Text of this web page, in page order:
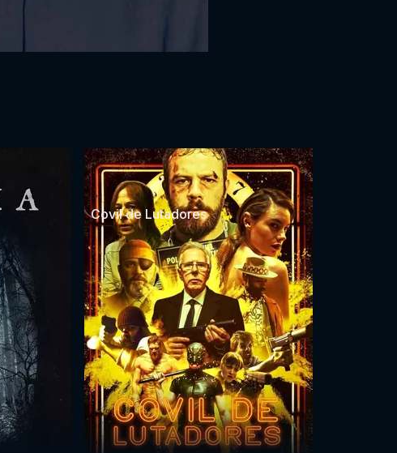
Covil de Lutadores